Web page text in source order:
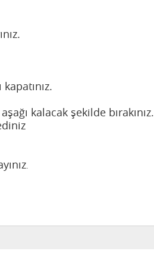
kalacak şekilde bırakınız.
.